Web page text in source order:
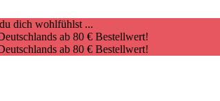
dich wohlfühlst ...
ab 80 € Bestellwert!
ab 80 € Bestellwert!